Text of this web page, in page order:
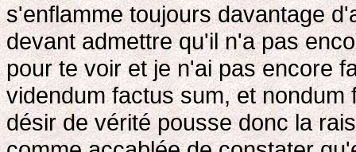
s'enflamme toujours davantage
devant admettre qu'il n'a pas
pour te voir et je n'ai pas encore
videndum factus sum, et
désir de vérité pousse donc la